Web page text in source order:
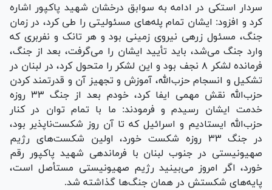
سردار استکی در ادامه به سوابق درخشان شهید پاکپور اشاره
کرد و افزود: ایشان تمام پله‌های مسئولیتی را طی کرد، در زمان
جنگ، مسئول زرهی نیروی زمینی بود و هر تانک و نفربری که
وارد جنگ می‌شد، باید تأیید ایشان را می‌گرفت، بعد از جنگ،
فرمانده لشکر ۸ نجف بود و این لشکر را متحول کرد، در لبنان در
تشکیل و انسجام حزب‌الله، آموزش و تجهیز آن و قدرتمند کردن
حزب‌الله نقش مهمی ایفا کرد، خودم بعد از جنگ ۳۳ روزه
خدمت ایشان رسیدم و فرمودند: ما با تمام توان در کنار
حزب‌الله ایستادیم و اسرائیل که تا آن روز شکست‌ناپذیر بود،
در جنگ ۳۳ روزه شکست خورد، اولین شکست‌های رژیم
صهیونیستی در جنوب لبنان با فرماندهی شهید پاکپور رقم
خورد، اگر امروز می‌بینید رژیم صهیونیستی مستأصل است،
پایه‌های شکستش در همان جنگ‌ها گذاشته شد.